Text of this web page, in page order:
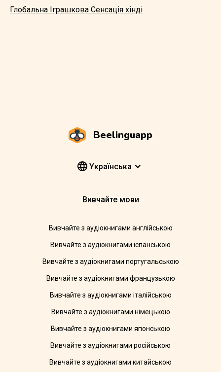
Глобальна Іграшкова Сенсація хінді
Beelinguapp
Yкраїнська
Вивчайте мови
Вивчайте з аудіокнигами англійською
Вивчайте з аудіокнигами іспанською
Вивчайте з аудіокнигами португальською
Вивчайте з аудіокнигами французькою
Вивчайте з аудіокнигами італійською
Вивчайте з аудіокнигами німецькою
Вивчайте з аудіокнигами японською
Вивчайте з аудіокнигами російською
Вивчайте з аудіокнигами китайською